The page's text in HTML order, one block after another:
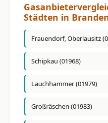
Städten in
Frauendorf, Oberlausitz
Schipkau (01968)
Lauchhammer (01979)
Großräschen (01983)